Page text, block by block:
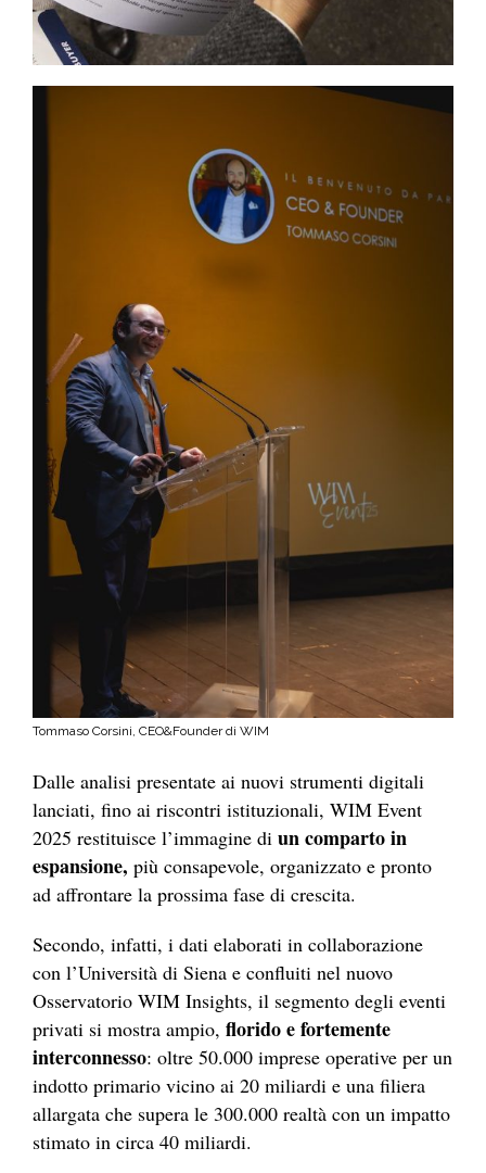
Tommaso Corsini, CEO&Founder di WIM
Dalle analisi presentate ai nuovi strumenti digitali
lanciati, fino ai riscontri istituzionali, WIM Event
2025 restituisce l’immagine di un comparto in
espansione, più consapevole, organizzato e pronto
ad affrontare la prossima fase di crescita.
Secondo, infatti, i dati elaborati in collaborazione
con l’Università di Siena e confluiti nel nuovo
Osservatorio WIM Insights, il segmento degli eventi
privati si mostra ampio, florido e fortemente
interconnesso: oltre 50.000 imprese operative per un
indotto primario vicino ai 20 miliardi e una filiera
allargata che supera le 300.000 realtà con un impatto
stimato in circa 40 miliardi.